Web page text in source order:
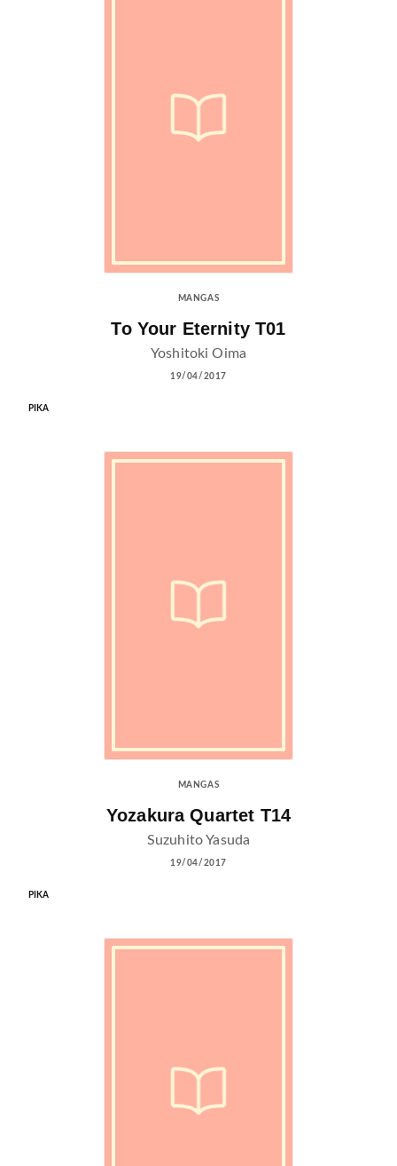
MANGAS
To Your Eternity T01
Yoshitoki Oima
19/04/2017
PIKA
MANGAS
Yozakura Quartet T14
Suzuhito Yasuda
19/04/2017
PIKA